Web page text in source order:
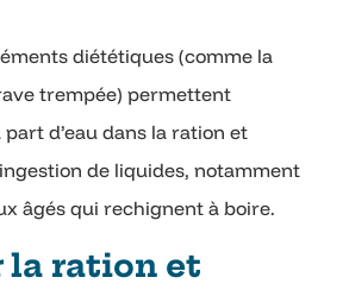
diététiques (comme la
trempée) permettent
d’eau dans la ration et
de liquides, notamment
âgés qui rechignent à boire.
la ration et